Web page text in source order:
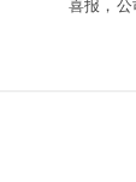
喜报，